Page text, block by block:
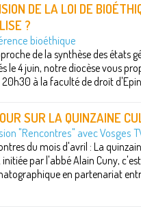
DE LA LOI DE
?
bioéthique
de la synthèse des états
le 4 juin, notre diocèse vous
à la faculté de droit
SUR LA QUINZAINE
"Rencontres" avec Vosges
du mois d'avril : La
initiée par l'abbé Alain Cuny,
en partenariat